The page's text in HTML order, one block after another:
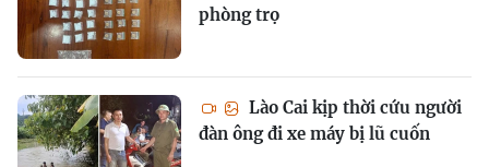
phòng trọ
Lào Cai kịp thời cứu người
đàn ông đi xe máy bị lũ cuốn